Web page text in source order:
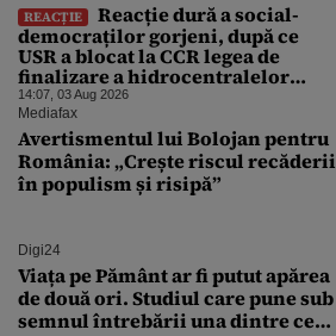
REACȚIE
Reacție dură a social-
democraților gorjeni, după ce
USR a blocat la CCR legea de
finalizare a hidrocentralelor
abandonate. „Nu ne-ar surprinde
dacă Miruță și USR ar acuza PSD și
de faptul că asupra Europei s-a
abătut o cupolă de foc”
14:07, 03 Aug 2026
Mediafax
Avertismentul lui Bolojan pentru
România: „Crește riscul recăderii
în populism și risipă”
Digi24
Viața pe Pământ ar fi putut apărea
de două ori. Studiul care pune sub
semnul întrebării una dintre cele